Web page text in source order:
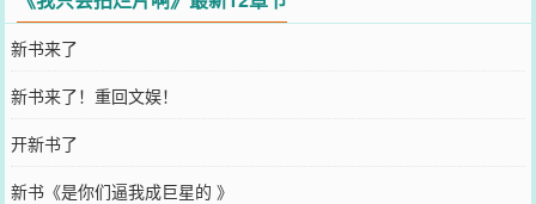
新书来了
新书来了！重回文娱！
开新书了
新书《是你们逼我成巨星的 》